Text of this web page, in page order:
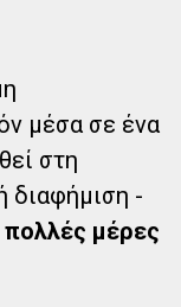
μέσα σε ένα
στη
διαφήμιση -
πολλές μέρες